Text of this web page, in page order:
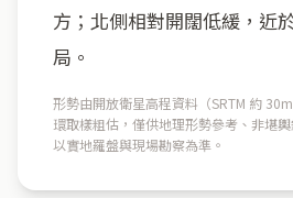
方；北側相對開闊低緩，近
局。
形勢由開放衛星高程資料（SRTM 約
環取樣粗估，僅供地理形勢參考、非堪
以實地羅盤與現場勘察為準。